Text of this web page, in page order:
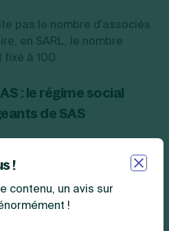
pas le nombre d'associés
en SARL, le nombre
à 100.
: le régime social
de SAS
de SAS qui s’avère
ainsi que pour tous les
SAS.
!
contenu, un avis sur
!